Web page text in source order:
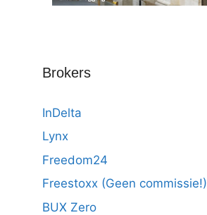
Brokers
InDelta
Lynx
Freedom24
Freestoxx (Geen commissie!)
BUX Zero